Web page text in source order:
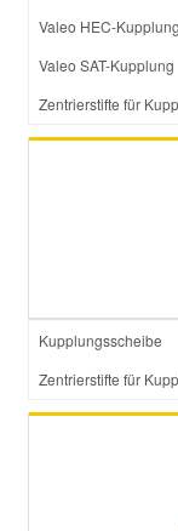
Valeo HEC-Kupplung
Valeo SAT-Kupplung
Zentrierstifte für
Kupplungsscheibe
Zentrierstifte für